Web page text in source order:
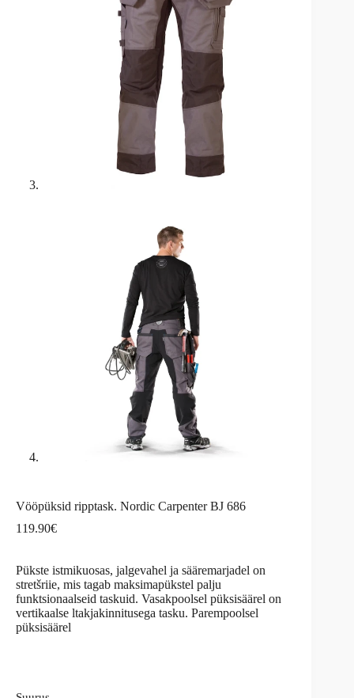
Vööpüksid ripptask. Nordic Carpenter BJ 686
119.90€
Pükste istmikuosas, jalgevahel ja sääremarjadel on
stretšriie, mis tagab maksimapükstel palju
funktsionaalseid taskuid. Vasakpoolsel püksisäärel on
vertikaalse ltakjakinnitusega tasku. Parempoolsel
püksisäärel